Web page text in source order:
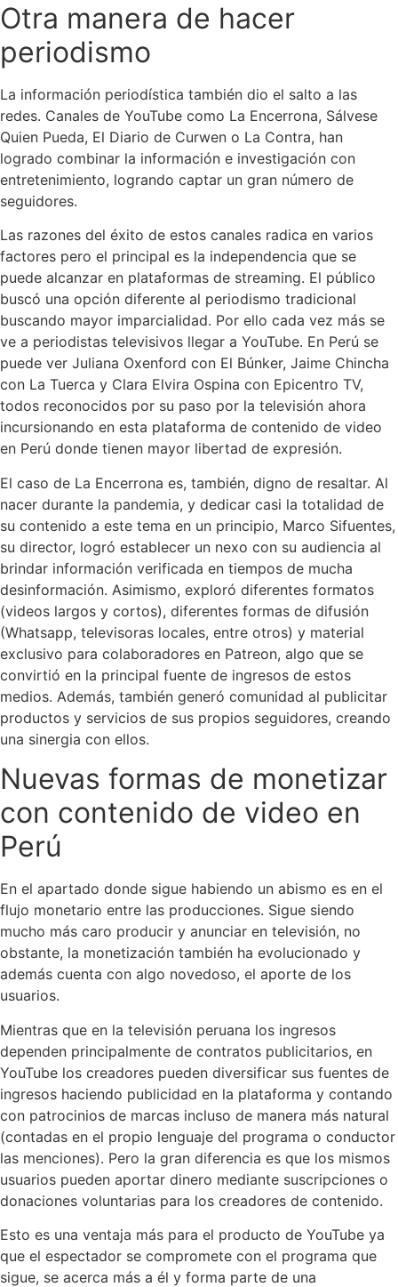
Otra manera de hacer
periodismo
La información periodística también dio el salto a las
redes. Canales de YouTube como La Encerrona, Sálvese
Quien Pueda, El Diario de Curwen o La Contra, han
logrado combinar la información e investigación con
entretenimiento, logrando captar un gran número de
seguidores.
Las razones del éxito de estos canales radica en varios
factores pero el principal es la independencia que se
puede alcanzar en plataformas de streaming. El público
buscó una opción diferente al periodismo tradicional
buscando mayor imparcialidad. Por ello cada vez más se
ve a periodistas televisivos llegar a YouTube. En Perú se
puede ver Juliana Oxenford con El Búnker, Jaime Chincha
con La Tuerca y Clara Elvira Ospina con Epicentro TV,
todos reconocidos por su paso por la televisión ahora
incursionando en esta plataforma de contenido de video
en Perú donde tienen mayor libertad de expresión.
El caso de La Encerrona es, también, digno de resaltar. Al
nacer durante la pandemia, y dedicar casi la totalidad de
su contenido a este tema en un principio, Marco Sifuentes,
su director, logró establecer un nexo con su audiencia al
brindar información verificada en tiempos de mucha
desinformación. Asimismo, exploró diferentes formatos
(videos largos y cortos), diferentes formas de difusión
(Whatsapp, televisoras locales, entre otros) y material
exclusivo para colaboradores en Patreon, algo que se
convirtió en la principal fuente de ingresos de estos
medios. Además, también generó comunidad al publicitar
productos y servicios de sus propios seguidores, creando
una sinergia con ellos.
Nuevas formas de monetizar
con contenido de video en
Perú
En el apartado donde sigue habiendo un abismo es en el
flujo monetario entre las producciones. Sigue siendo
mucho más caro producir y anunciar en televisión, no
obstante, la monetización también ha evolucionado y
además cuenta con algo novedoso, el aporte de los
usuarios.
Mientras que en la televisión peruana los ingresos
dependen principalmente de contratos publicitarios, en
YouTube los creadores pueden diversificar sus fuentes de
ingresos haciendo publicidad en la plataforma y contando
con patrocinios de marcas incluso de manera más natural
(contadas en el propio lenguaje del programa o conductor
las menciones). Pero la gran diferencia es que los mismos
usuarios pueden aportar dinero mediante suscripciones o
donaciones voluntarias para los creadores de contenido.
Esto es una ventaja más para el producto de YouTube ya
que el espectador se compromete con el programa que
sigue, se acerca más a él y forma parte de una